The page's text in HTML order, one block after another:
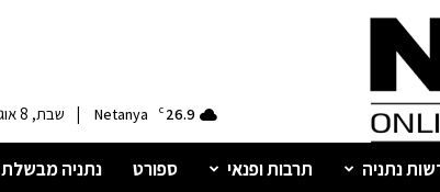
26.9
C
Netanya
| שבת, 8 אוגוסט, 2026
נתניה תרבות ופנאי ספורט נתניה מבשלת